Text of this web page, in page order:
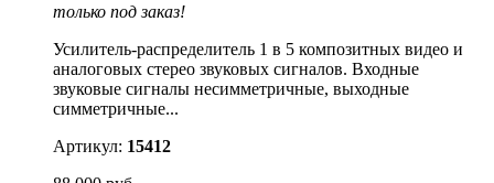
только под заказ!
Усилитель-распределитель 1 в 5 композитных видео и
аналоговых стерео звуковых сигналов. Входные
звуковые сигналы несимметричные, выходные
симметричные...
Артикул: 15412